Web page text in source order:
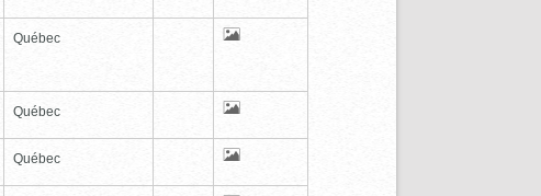
Québec
Québec
Québec